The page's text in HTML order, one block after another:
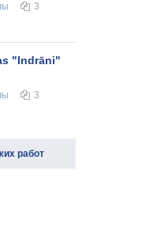
3
"Indrāni"
3
работ